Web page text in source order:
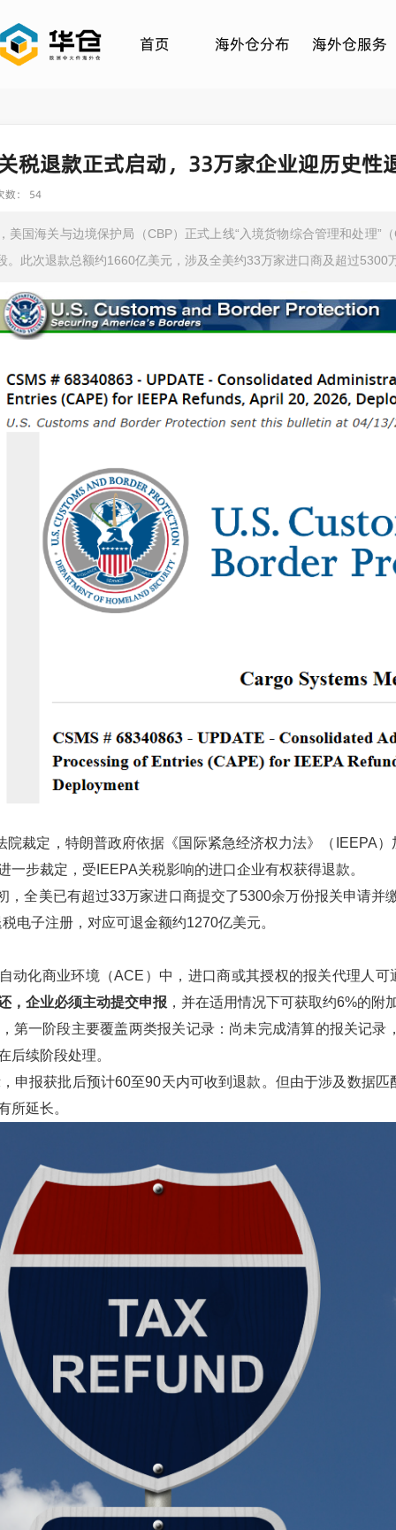
首页 海外仓分布 海外仓服务
税退款正式启动，33万家企业迎历史性
数： 54
美国海关与边境保护局（CBP）正式上线“入境货物综合管理和处理”
。此次退款总额约1660亿美元，涉及全美约33万家进口商及超过5300
院裁定，特朗普政府依据《国际紧急经济权力法》（IEEPA
一步裁定，受IEEPA关税影响的进口企业有权获得退款。
，全美已有超过33万家进口商提交了5300余万份报关申请
电子注册，对应可退金额约1270亿美元。
动化商业环境（ACE）中，进口商或其授权的报关代理人
，企业必须主动提交申报 ，并在适用情况下可获取约6%的附
第一阶段主要覆盖两类报关记录：尚未完成清算的报关记
后续阶段处理。
申报获批后预计60至90天内可收到退款。但由于涉及数据
所延长。